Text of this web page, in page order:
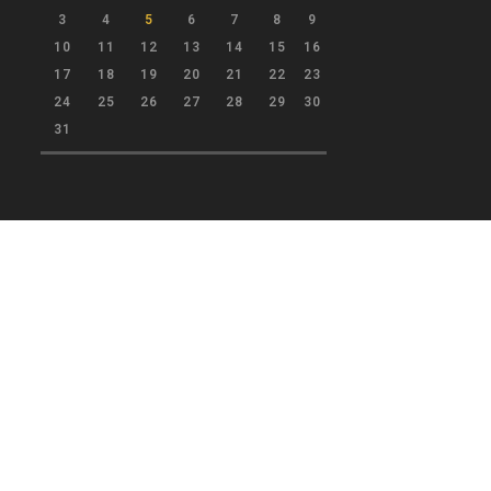
3
4 5 6 7 8
9
10
11 12 13 14 15
16
17
18 19 20 21 22
23
24
25 26 27 28 29
30
31